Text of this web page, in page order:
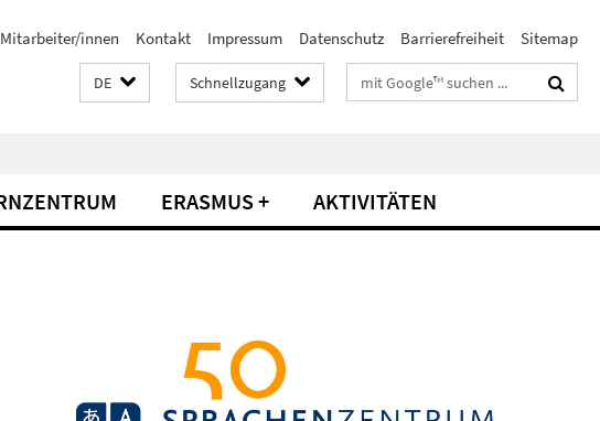
Mitarbeiter/innen Kontakt Impressum Datenschutz Barrierefreiheit Sitemap
DE Schnellzugang Suchbegriffe
ERASMUS + AKTIVITÄTEN